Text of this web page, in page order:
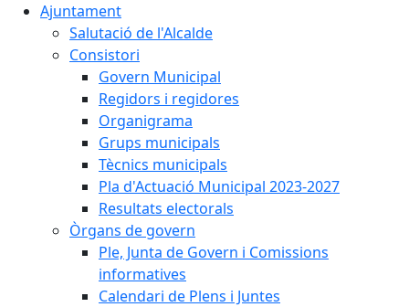
Ajuntament
Salutació de l'Alcalde
Consistori
Govern Municipal
Regidors i regidores
Organigrama
Grups municipals
Tècnics municipals
Pla d'Actuació Municipal 2023-2027
Resultats electorals
Òrgans de govern
Ple, Junta de Govern i Comissions
informatives
Calendari de Plens i Juntes